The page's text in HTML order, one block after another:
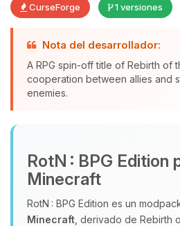
CurseForge 1 versiones
Nota del desarrollador:
A RPG spin-off title of Rebirth of
cooperation between allies and
enemies.
RotN : BPG Edition
Minecraft
RotN : BPG Edition es un
Minecraft , derivado de Rebirth
Yupi, por fin alguien
asistente de
que necesitas y